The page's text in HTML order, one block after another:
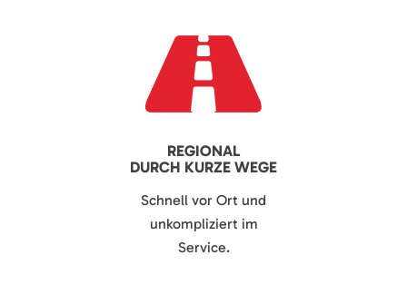
REGIONAL
DURCH KURZE WEGE
Schnell vor Ort und
unkompliziert im
Service.